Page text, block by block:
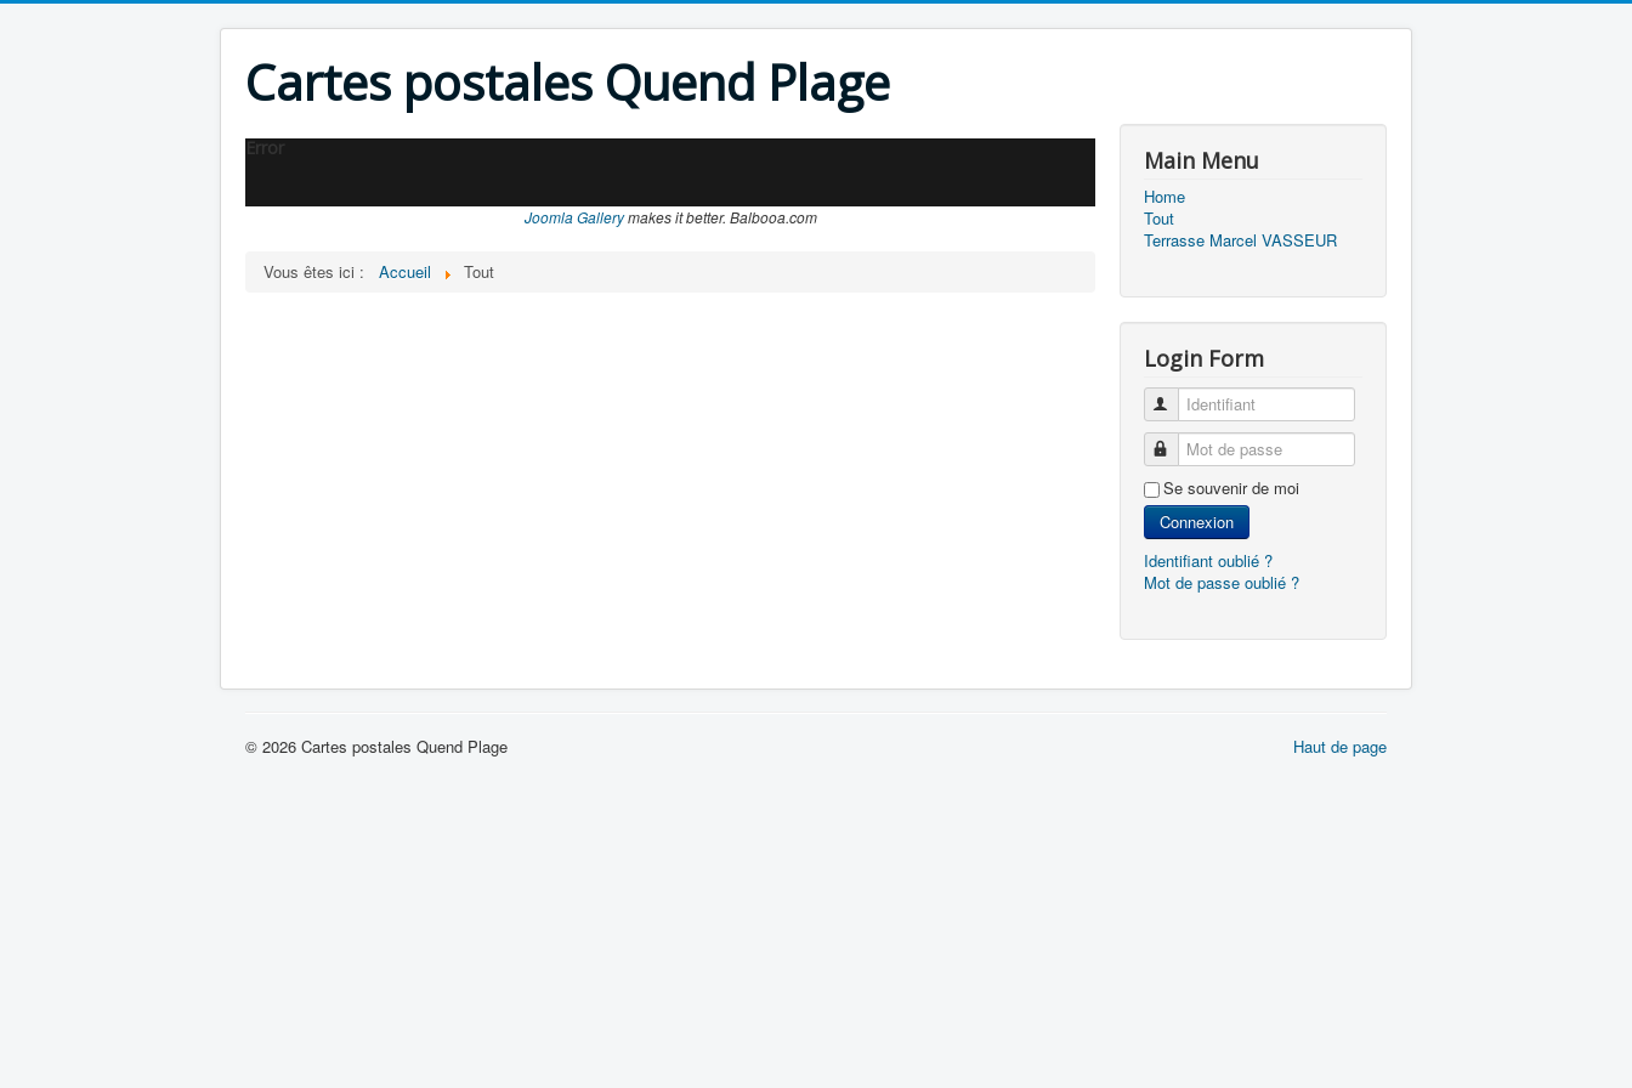
Cartes postales Quend Plage
Error
Joomla Gallerymakes it better. Balbooa.com
Vous êtes ici : Accueil Tout
Main Menu
Home
Tout
Terrasse Marcel VASSEUR
Login Form
Identifiant
Mot de passe
Se souvenir de moi
Connexion
Identifiant oublié ?
Mot de passe oublié ?
Haut de page
© 2026 Cartes postales Quend Plage